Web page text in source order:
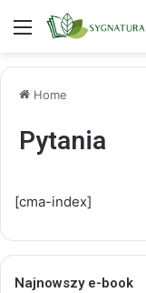
Menu
Home
Pytania
[cma-index]
Najnowszy e-book